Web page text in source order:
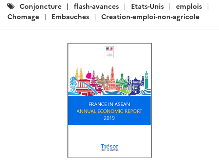
Catégories
:
Conjoncture flash-avances Etats-Unis
emplois
Chomage
Embauches Creation-emploi-non-agricole